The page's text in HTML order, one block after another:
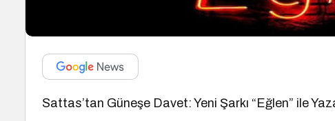
Sattas’tan Güneşe Davet: Yeni Şarkı “Eğlen” ile